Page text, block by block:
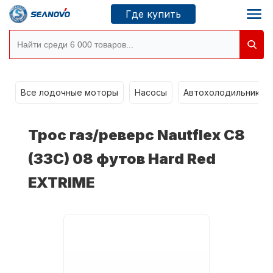
Где купить
Новосибирск
Где купить
Моторы SEANOVO
Все лодочные моторы Насосы Автохолодильники
Трос газ/реверс Nautflex C8
(33C) 08 футов Hard Red
EXTRIME